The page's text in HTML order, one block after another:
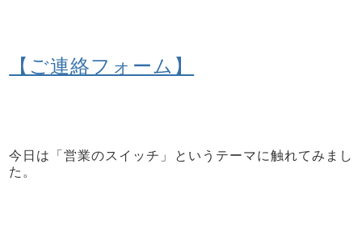
【ご連絡フォーム】
今日は 「営業のスイッチ」
というテーマに触れてみまし
た。